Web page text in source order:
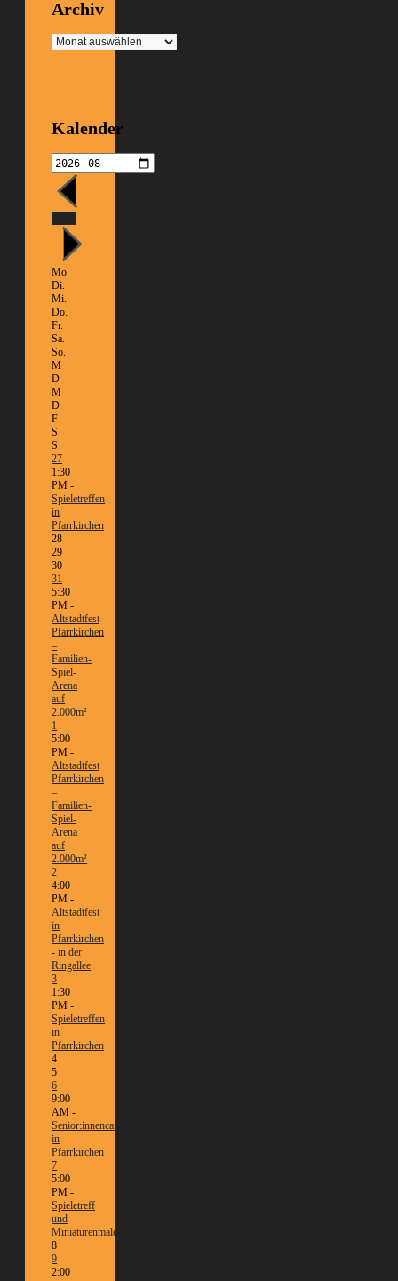
Archiv
Archiv
Kalender
Mo.
Di.
Mi.
Do.
Fr.
Sa.
So.
M
D
M
D
F
S
S
27
1:30
PM -
Spieletreffen
in
Pfarrkirchen
28
29
30
31
5:30
PM -
Altstadtfest
Pfarrkirchen
–
Familien-
Spiel-
Arena
auf
2.000m²
1
5:00
PM -
Altstadtfest
Pfarrkirchen
–
Familien-
Spiel-
Arena
auf
2.000m²
2
4:00
PM -
Altstadtfest
in
Pfarrkirchen
- in der
Ringallee
3
1:30
PM -
Spieletreffen
in
Pfarrkirchen
4
5
6
9:00
AM -
Senior:innencafé
in
Pfarrkirchen
7
5:00
PM -
Spieletreff
und
Miniaturenmalen/Tabletop
8
9
2:00